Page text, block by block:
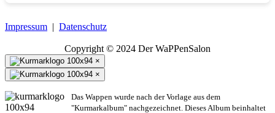
Impressum | Datenschutz
Copyright © 2024 Der WaPPenSalon
×
×
Das Wappen wurde nach der Vorlage aus dem
"Kurmarkalbum" nachgezeichnet. Dieses Album beinhaltet